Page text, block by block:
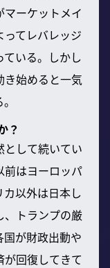
ーケットメイ
てレバレッジ
いる。しかし
き始めると一気
？
として続いてい
前はヨーロッパ
以外は日本し
、トランプの厳
が財政出動や
が回復してきて